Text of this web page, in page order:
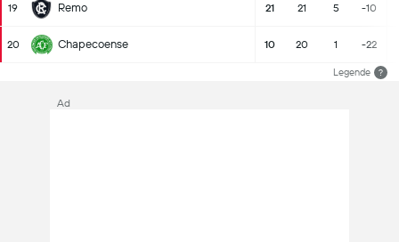
19 Remo 21 21 5 -10
20 Chapecoense 10 20 1 -22
Legende ?
Ad